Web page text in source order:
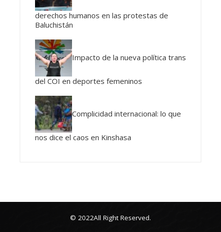
derechos humanos en las protestas de
Baluchistán
Impacto de la nueva política trans
del COI en deportes femeninos
Complicidad internacional: lo que
nos dice el caos en Kinshasa
© 2022All Right Reserved.